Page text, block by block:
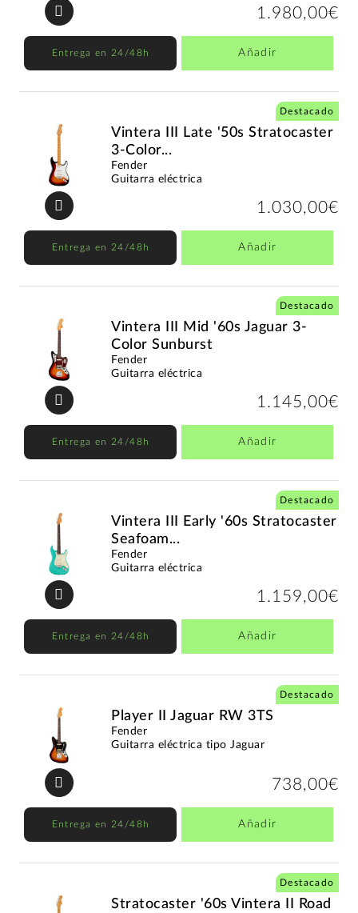
1.980,00€
Entrega en 24/48h Añadir
Vintera III Late '50s Stratocaster
3-Color...
Fender
Guitarra eléctrica
1.030,00€
Entrega en 24/48h Añadir
Destacado
Vintera III Mid '60s Jaguar 3-
Color Sunburst
Fender
Guitarra eléctrica
1.145,00€
Entrega en 24/48h Añadir
Destacado
Vintera III Early '60s Stratocaster
Seafoam...
Fender
Guitarra eléctrica
1.159,00€
Entrega en 24/48h Añadir
Destacado
Player II Jaguar RW 3TS
Fender
Guitarra eléctrica tipo Jaguar
738,00€
Entrega en 24/48h Añadir
Destacado
Stratocaster '60s Vintera II Road
Destacado